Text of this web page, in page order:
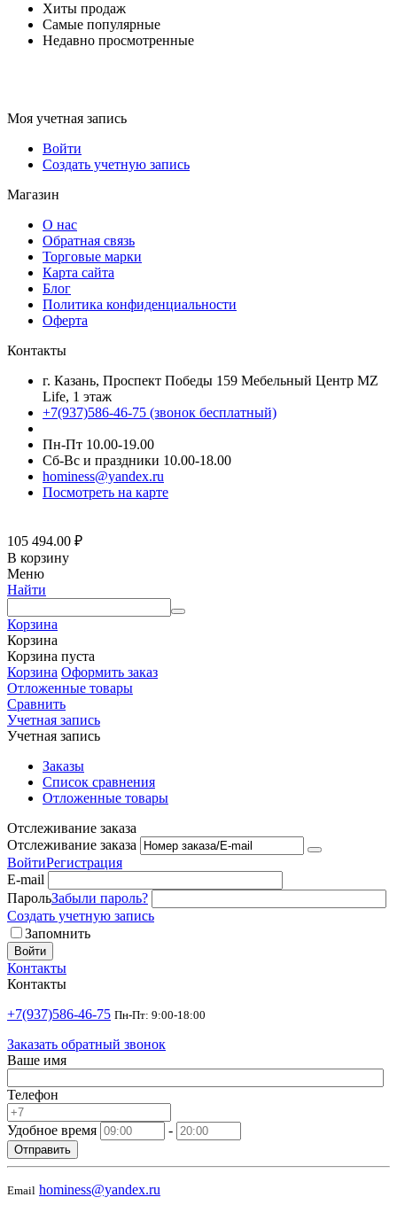
Хиты продаж
Самые популярные
Недавно просмотренные
Моя учетная запись
Войти
Создать учетную запись
Магазин
О нас
Обратная связь
Торговые марки
Карта сайта
Блог
Политика конфиденциальности
Оферта
Контакты
г. Казань, Проспект Победы 159 Мебельный Центр MZ
Life, 1 этаж
+7(937)586-46-75 (звонок бесплатный)
Пн-Пт 10.00-19.00
Сб-Вс и праздники 10.00-18.00
hominess@yandex.ru
Посмотреть на карте
105 494.00 ₽
В корзину
Меню
Найти
Корзина
Корзина
Корзина пуста
Корзина Оформить заказ
Отложенные товары
Сравнить
Учетная запись
Учетная запись
Заказы
Список сравнения
Отложенные товары
Отслеживание заказа
Отслеживание заказа
ВойтиРегистрация
E-mail
ПарольЗабыли пароль?
Создать учетную запись
Запомнить
Войти
Контакты
Контакты
+7(937)586-46-75 Пн-Пт: 9:00-18:00
Заказать обратный звонок
Ваше имя
Телефон
Удобное время -
Отправить
Email hominess@yandex.ru